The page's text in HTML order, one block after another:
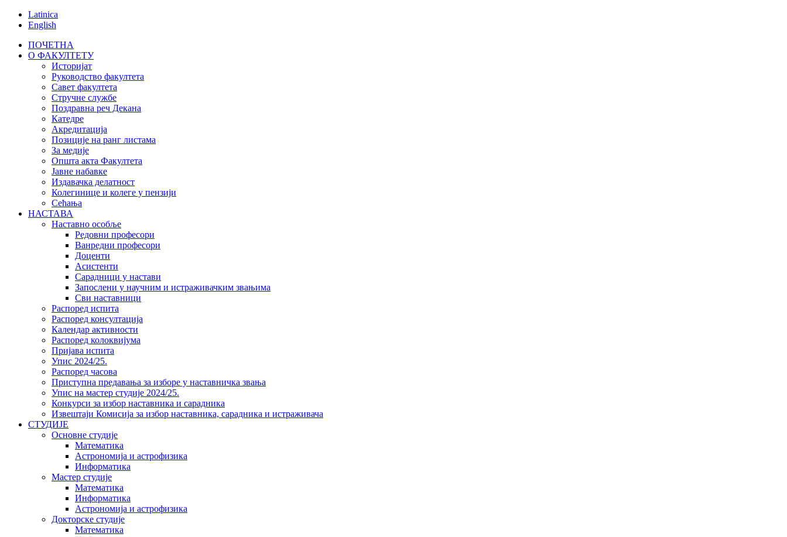
Latinica
English
ПОЧЕТНА
О ФАКУЛТЕТУ
Историјат
Руководство факултета
Савет факултета
Стручне службе
Поздравна реч Декана
Катедре
Акредитација
Позиције на ранг листама
За медије
Општа акта Факултета
Јавне набавке
Издавачка делатност
Колегинице и колеге у пензији
Сећања
НАСТАВА
Наставно особље
Редовни професори
Ванредни професори
Доценти
Асистенти
Сарадници у настави
Запослени у научним и истраживачким звањима
Сви наставници
Распоред испита
Распоред консултација
Календар активности
Распоред колоквијума
Пријава испита
Упис 2024/25.
Распоред часова
Приступна предавања за изборе у наставничка звања
Упис на мастер студије 2024/25.
Конкурси за избор наставника и сарадника
Извештаји Комисија за избор наставника, сарадника и истраживача
СТУДИЈЕ
Основне студије
Математика
Астрономија и астрофизика
Информатика
Мастер студије
Математика
Информатика
Астрономија и астрофизика
Докторске студије
Математика